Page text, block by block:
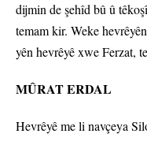
dijmin de şehîd bû û
temam kir. Weke
yên hevrêyê xwe Ferzat,
MÛRAT ERDAL
Hevrêyê me li navçeya